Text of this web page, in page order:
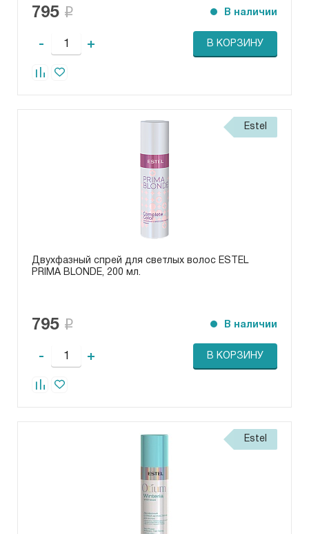
795 В наличии
- + В КОРЗИНУ
Estel
Двухфазный спрей для светлых волос ESTEL
PRIMA BLONDE, 200 мл.
795 В наличии
- + В КОРЗИНУ
Estel